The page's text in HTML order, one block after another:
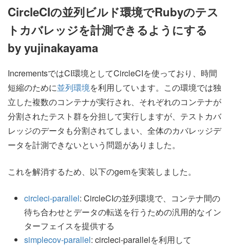
CircleCIの並列ビルド環境でRubyのテス
トカバレッジを計測できるようにする
by yujinakayama
IncrementsではCI環境としてCircleCIを使っており、時間
短縮のために並列環境を利用しています。この環境では独
立した複数のコンテナが実行され、それぞれのコンテナが
分割されたテスト群を分担して実行しますが、テストカバ
レッジのデータも分割されてしまい、全体のカバレッジデ
ータを計測できないという問題がありました。
これを解消するため、以下のgemを実装しました。
circleci-parallel: CircleCIの並列環境で、コンテナ間の
待ち合わせとデータの転送を行うための汎用的なイン
ターフェイスを提供する
simplecov-parallel: circleci-parallelを利用して